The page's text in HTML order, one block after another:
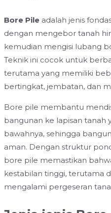
Bore Pile adalah jenis
dengan mengebor tanah
kemudian mengisi lubang
Teknik ini cocok untuk
terutama yang memiliki
bertingkat, jembatan, dan
Bore pile membantu
bangunan ke lapisan tanah
bawahnya, sehingga
aman. Dengan struktur
bore pile memastikan
kestabilan tinggi, terutama
mengalami pergeseran